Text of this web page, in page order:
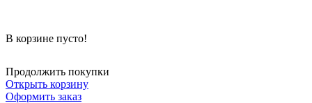
В корзине пусто!
Продолжить покупки
Открыть корзину
Оформить заказ